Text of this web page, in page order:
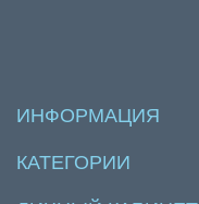
ИНФОРМАЦИЯ
КАТЕГОРИИ